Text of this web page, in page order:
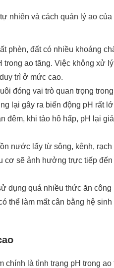
nhiên và cách quản lý ao
phèn, đất có nhiều khoáng
ao tăng. Việc không xử
trì ở mức cao.
đóng vai trò quan trọng
lại gây ra biến động pH rất
đêm, khi tảo hô hấp, pH lại
nước lấy từ sông, kênh,
cơ sẽ ảnh hưởng trực tiếp
dụng quá nhiều thức ăn công
thể làm mất cân bằng hệ
là tình trạng pH trong